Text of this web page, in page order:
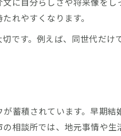
談所ですぐ決まる人の年齢傾
上のための年齢別アプロー
武器にする女性の自己PR方法
活用で無理なく成婚する方法
しさを活かす女性の婚活テク
れやすくなります。
です。例えば、同世代だ
蓄積されています。早期結
相談所では、地元事情や生